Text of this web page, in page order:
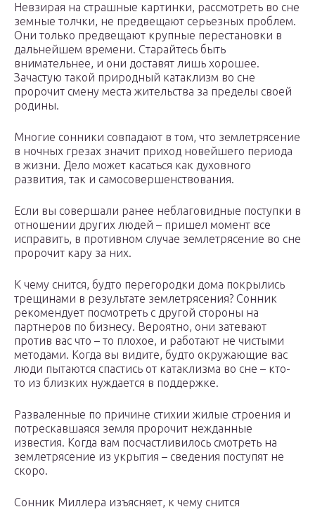
Невзирая на страшные картинки, рассмотреть во сне
земные толчки, не предвещают серьезных проблем.
Они только предвещают крупные перестановки в
дальнейшем времени. Старайтесь быть
внимательнее, и они доставят лишь хорошее.
Зачастую такой природный катаклизм во сне
пророчит смену места жительства за пределы своей
родины.
Многие сонники совпадают в том, что землетрясение
в ночных грезах значит приход новейшего периода
в жизни. Дело может касаться как духовного
развития, так и самосовершенствования.
Если вы совершали ранее неблаговидные поступки в
отношении других людей – пришел момент все
исправить, в противном случае землетрясение во сне
пророчит кару за них.
К чему снится, будто перегородки дома покрылись
трещинами в результате землетрясения? Сонник
рекомендует посмотреть с другой стороны на
партнеров по бизнесу. Вероятно, они затевают
против вас что – то плохое, и работают не чистыми
методами. Когда вы видите, будто окружающие вас
люди пытаются спастись от катаклизма во сне – кто-
то из близких нуждается в поддержке.
Разваленные по причине стихии жилые строения и
потрескавшаяся земля пророчит нежданные
известия. Когда вам посчастливилось смотреть на
землетрясение из укрытия – сведения поступят не
скоро.
Сонник Миллера изъясняет, к чему снится